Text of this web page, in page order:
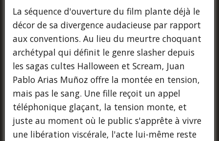
La séquence d'ouverture du film plante déjà le
décor de sa divergence audacieuse par rapport
aux conventions. Au lieu du meurtre choquant
archétypal qui définit le genre slasher depuis
les sagas cultes Halloween et Scream, Juan
Pablo Arias Muñoz offre la montée en tension,
mais pas le sang. Une fille reçoit un appel
téléphonique glaçant, la tension monte, et
juste au moment où le public s'apprête à vivre
une libération viscérale, l'acte lui-même reste